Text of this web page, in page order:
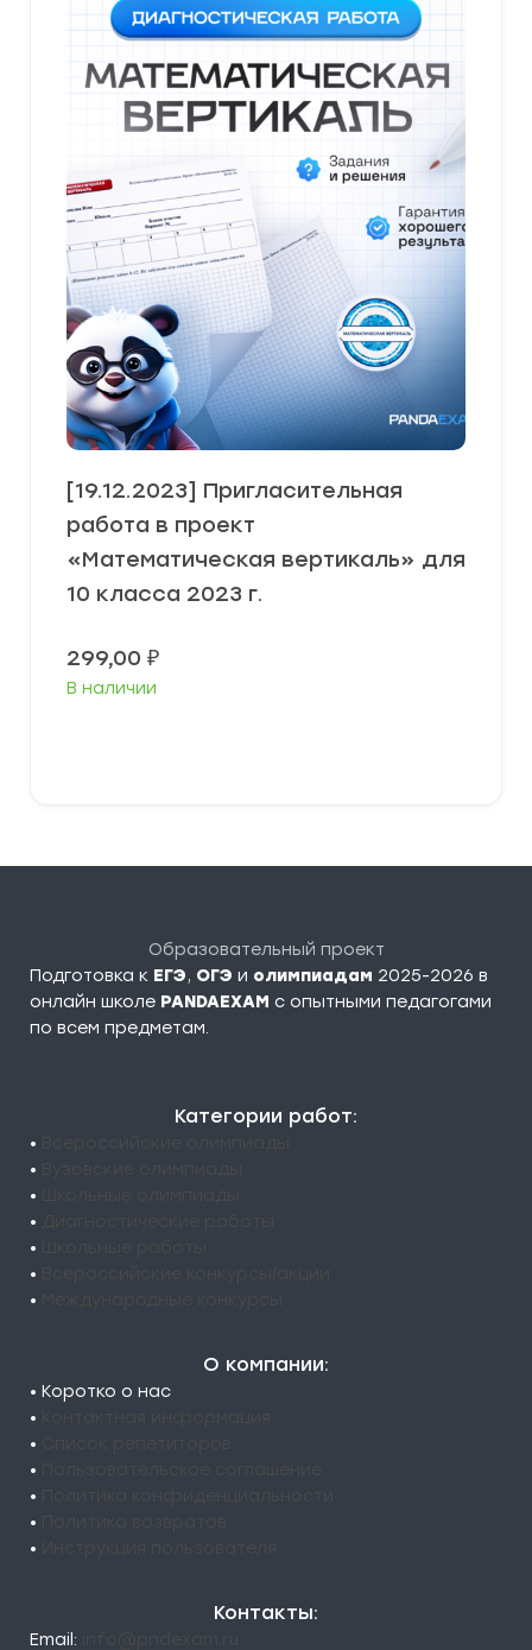
[19.12.2023] Пригласительная
работа в проект
«Математическая вертикаль» для
10 класса 2023 г.
299,00 ₽
В наличии
Образовательный проект
Подготовка к ЕГЭ, ОГЭ и олимпиадам 2025-2026 в
онлайн школе PANDAEXAM c опытными педагогами
по всем предметам.
Категории работ:
•
•
•
•
•
•
•
О компании:
• Коротко о нас
•
•
•
•
•
•
Контакты:
Email: